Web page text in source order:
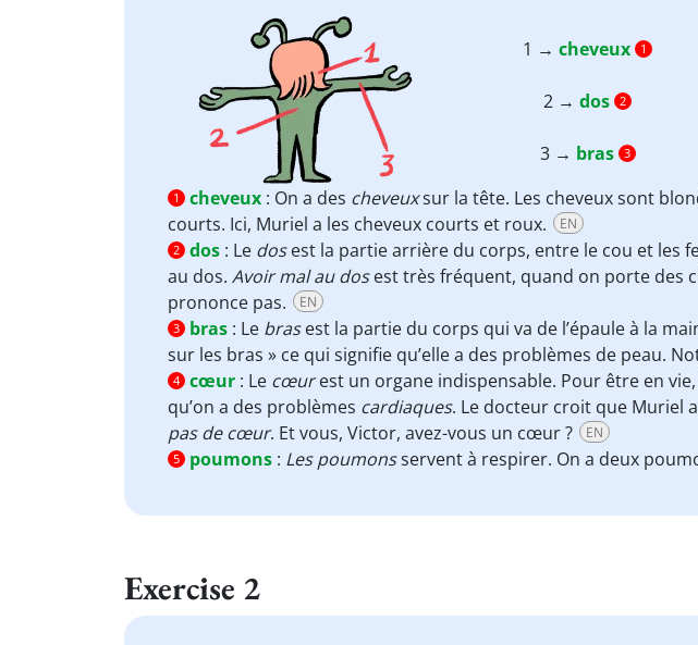
1 → cheveux 1
2 → dos 2
3 → bras 3
1 cheveux : On a des cheveuxsur la tête. Les cheveux sont
courts. Ici, Muriel a les cheveux courts et roux.
EN
2 dos : Le dosest la partie arrière du corps, entre le cou et les
au dos. Avoir mal au dosest très fréquent, quand on porte des
prononce pas.
EN
3 bras : Le brasest la partie du corps qui va de l’épaule à la
sur les bras » ce qui signifie qu’elle a des problèmes de peau.
4 cœur : Le cœurest un organe indispensable. Pour être en
qu’on a des problèmes cardiaques. Le docteur croit que Muriel
pas de cœur. Et vous, Victor, avez-vous un cœur ? EN
5 poumons : Les poumonsservent à respirer. On a deux
Exercise 2